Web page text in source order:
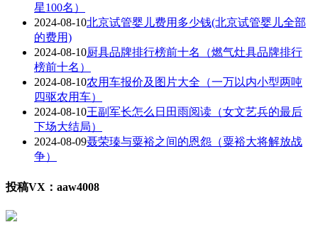
星100名）
2024-08-10北京试管婴儿费用多少钱(北京试管婴儿全部
的费用)
2024-08-10厨具品牌排行榜前十名（燃气灶具品牌排行
榜前十名）
2024-08-10农用车报价及图片大全（一万以内小型两吨
四驱农用车）
2024-08-10王副军长怎么日田雨阅读（女文艺兵的最后
下场大结局）
2024-08-09聂荣瑧与粟裕之间的恩怨（粟裕大将解放战
争）
投稿VX：aaw4008